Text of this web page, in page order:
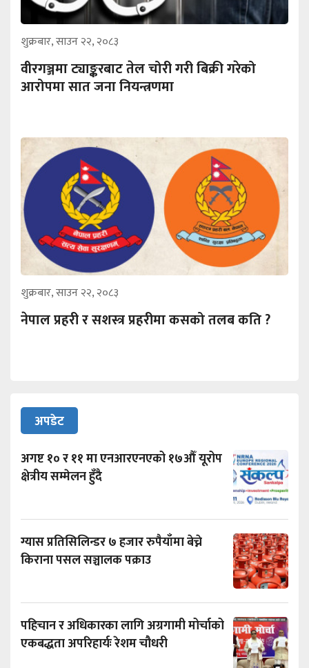
शुक्रबार, साउन २२, २०८३
वीरगञ्जमा ट्याङ्करबाट तेल चोरी गरी बिक्री गरेको
आरोपमा सात जना नियन्त्रणमा
शुक्रबार, साउन २२, २०८३
नेपाल प्रहरी र सशस्त्र प्रहरीमा कसको तलब कति ?
अपडेट
अगष्ट १० र ११ मा एनआरएनएको १७औँ यूरोप
क्षेत्रीय सम्मेलन हुँदै
ग्यास प्रतिसिलिन्डर ७ हजार रुपैयाँमा बेच्ने
किराना पसल सञ्चालक पक्राउ
पहिचान र अधिकारका लागि अग्रगामी मोर्चाको
एकबद्धता अपरिहार्यः रेशम चौधरी